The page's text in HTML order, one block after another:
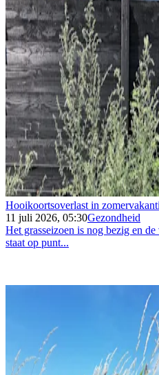
Hooikoortsoverlast in
11 juli 2026, 05:30Gezondheid
Het grasseizoen is nog bezig en
staat op punt...